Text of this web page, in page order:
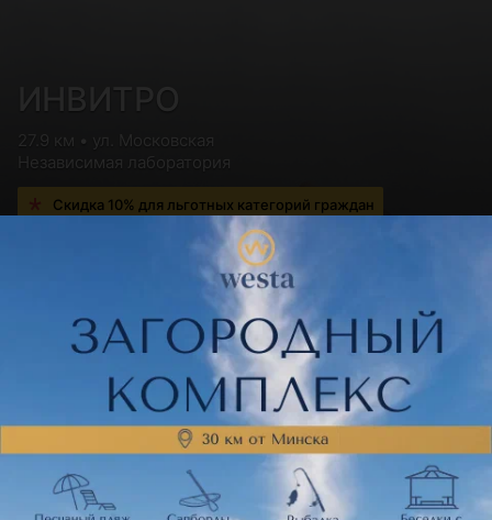
ИНВИТРО
27.9 км • ул. Московская
Независимая лаборатория
Скидка 10% для льготных категорий граждан
Показать ещё